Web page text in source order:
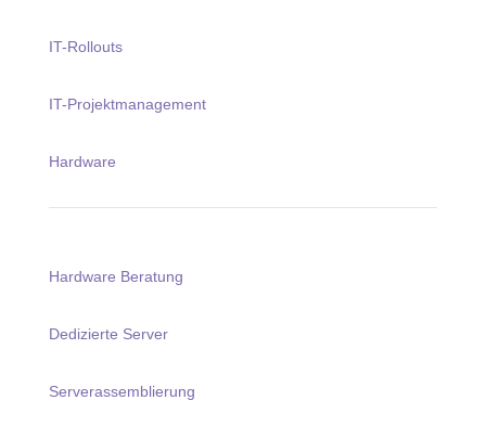
IT-Rollouts
IT-Projektmanagement
Hardware
Hardware Beratung
Dedizierte Server
Serverassemblierung